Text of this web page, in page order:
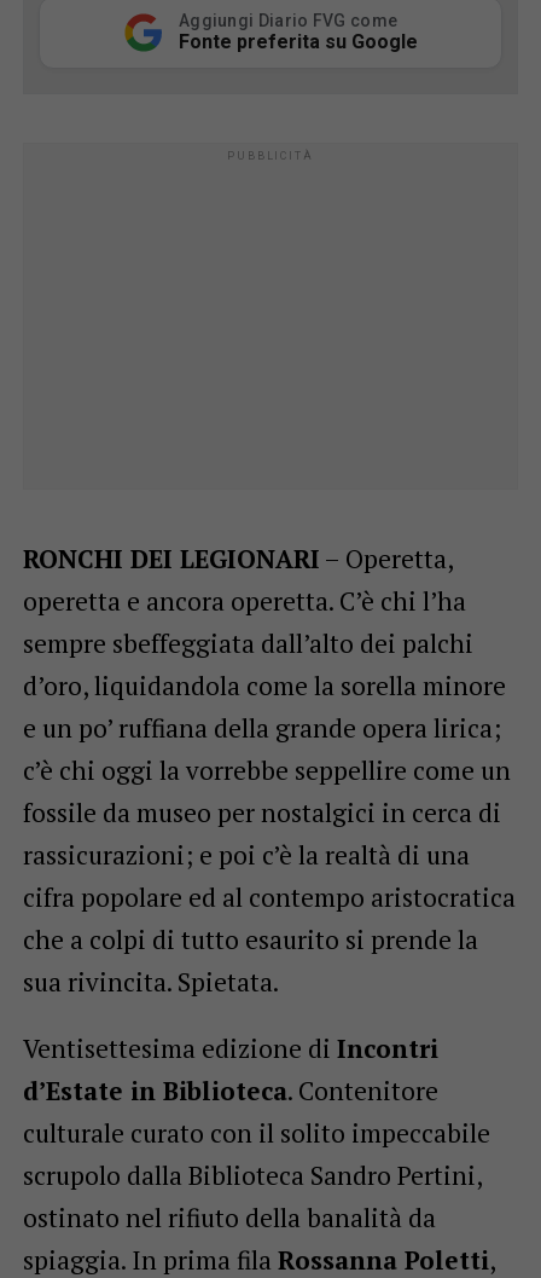
Aggiungi Diario FVG come
Fonte preferita su Google
RONCHI DEI LEGIONARI – Operetta,
operetta e ancora operetta. C’è chi l’ha
sempre sbeffeggiata dall’alto dei palchi
d’oro, liquidandola come la sorella minore
e un po’ ruffiana della grande opera lirica;
c’è chi oggi la vorrebbe seppellire come un
fossile da museo per nostalgici in cerca di
rassicurazioni; e poi c’è la realtà di una
cifra popolare ed al contempo aristocratica
che a colpi di tutto esaurito si prende la
sua rivincita. Spietata.
Ventisettesima edizione di Incontri
d’Estate in Biblioteca. Contenitore
culturale curato con il solito impeccabile
scrupolo dalla Biblioteca Sandro Pertini,
ostinato nel rifiuto della banalità da
spiaggia. In prima fila Rossanna Poletti,